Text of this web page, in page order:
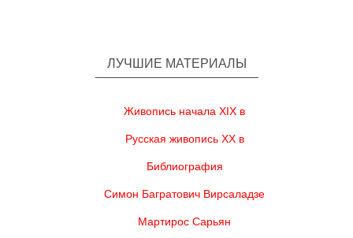
ЛУЧШИЕ МАТЕРИАЛЫ
Живопись начала XIX в
Русская живопись XX в
Библиография
Симон Багратович Вирсаладзе
Мартирос Сарьян